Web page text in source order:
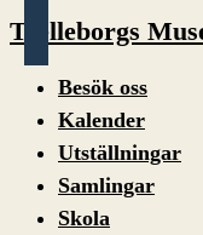
Trelleborgs
Besök oss
Kalender
Utställningar
Samlingar
Skola